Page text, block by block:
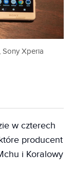
Sony Xperia
w czterech
producent
i Koralowy